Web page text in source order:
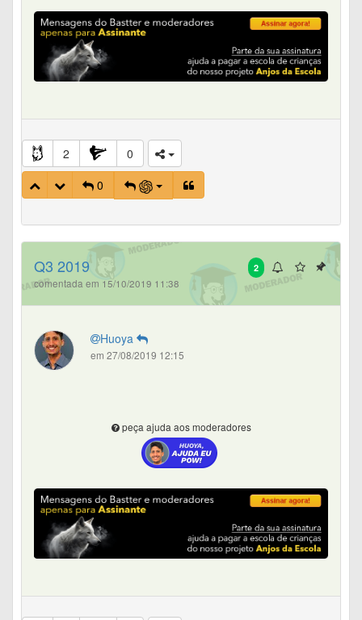
2
0
0
2
Q3 2019
comentada em 15/10/2019 11:38
Huoya
em 27/08/2019 12:15
peça ajuda aos moderadores